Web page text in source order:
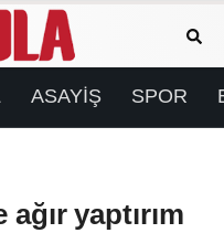
ASAYİŞ SPOR
yaptırım